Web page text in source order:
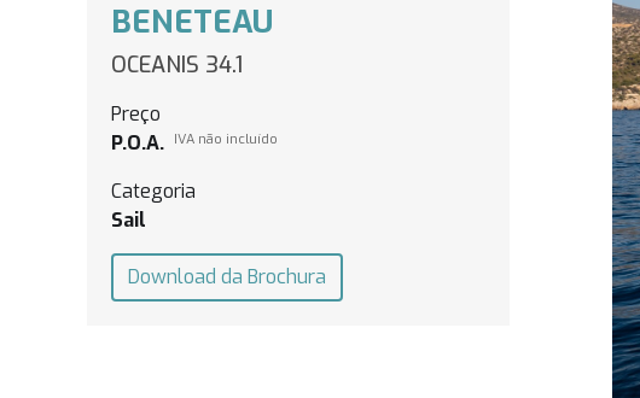
BENETEAU
OCEANIS 34.1
Preço
P.O.A. IVA não incluído
Categoria
Sail
Download da Brochura